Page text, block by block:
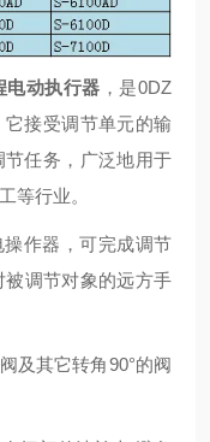
电动执行器 ，是0DZ
接受调节单元的输
任务，广泛地用于
等行业。
作器，可完成调节
被调节对象的远方手
及其它转角90°的阀